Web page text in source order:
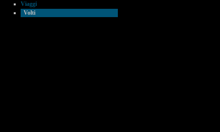
Viaggi
Volti